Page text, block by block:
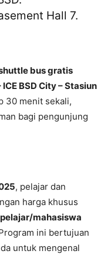
Hall 7.
bus gratis
BSD City – Stasiun
30 menit sekali,
bagi pengunjung
, pelajar dan
harga khusus
mahasiswa
ini bertujuan
untuk mengenal